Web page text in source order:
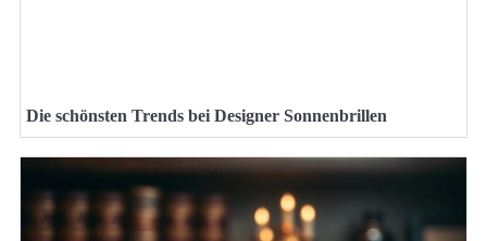
Die schönsten Trends bei Designer Sonnenbrillen